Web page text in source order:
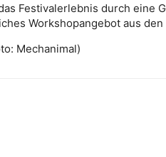
Festivalerlebnis durch eine
Workshopangebot aus
Mechanimal)